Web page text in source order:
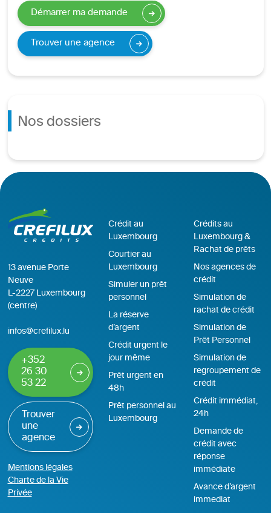
Démarrer ma demande
Trouver une agence
Nos dossiers
13 avenue Porte
Neuve
L-2227 Luxembourg
(centre)
infos@crefilux.lu
+352
26 30
53 22
Trouver
une
agence
Mentions légales
Charte de la Vie
Privée
Crédit au
Luxembourg
Courtier au
Luxembourg
Simuler un prêt
personnel
La réserve
d’argent
Crédit urgent le
jour même
Prêt urgent en
48h
Prêt personnel au
Luxembourg
Crédits au
Luxembourg &
Rachat de prêts
Nos agences de
crédit
Simulation de
rachat de crédit
Simulation de
Prêt Personnel
Simulation de
regroupement de
crédit
Crédit immédiat,
24h
Demande de
crédit avec
réponse
immédiate
Avance d’argent
immediat